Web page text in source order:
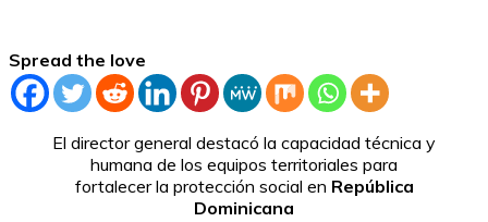
Spread the love
El director general destacó la capacidad técnica y
humana de los equipos territoriales para
fortalecer la protección social en República
Dominicana